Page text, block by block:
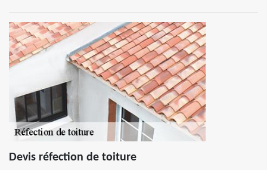
Devis réfection de toiture